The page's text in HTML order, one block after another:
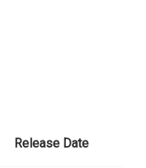
Release Date